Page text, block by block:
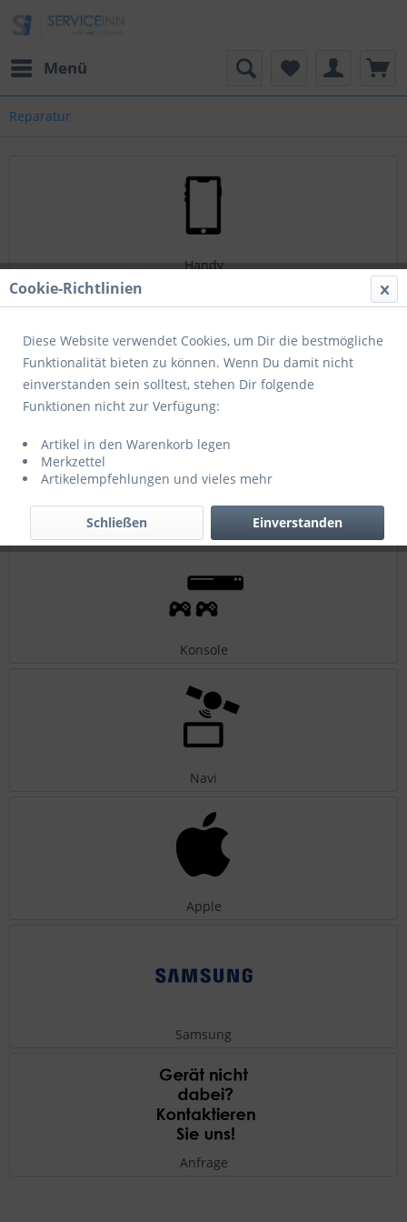
Menü
Reparatur
Handy
Tablet
Computer / Laptop
Konsole
Navi
Apple
Samsung
Anfrage
Cookie-Richtlinien
Diese Website verwendet Cookies, um Dir die bestmögliche
Funktionalität bieten zu können. Wenn Du damit nicht
einverstanden sein solltest, stehen Dir folgende
Funktionen nicht zur Verfügung:
Artikel in den Warenkorb legen
Merkzettel
Artikelempfehlungen und vieles mehr
Einverstanden
Schließen